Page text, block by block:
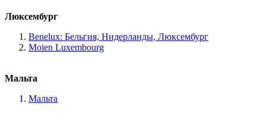
Люксембург
Benelux: Бельгия, Нидерланды, Люксембург
Moien Luxembourg
Мальта
Мальта